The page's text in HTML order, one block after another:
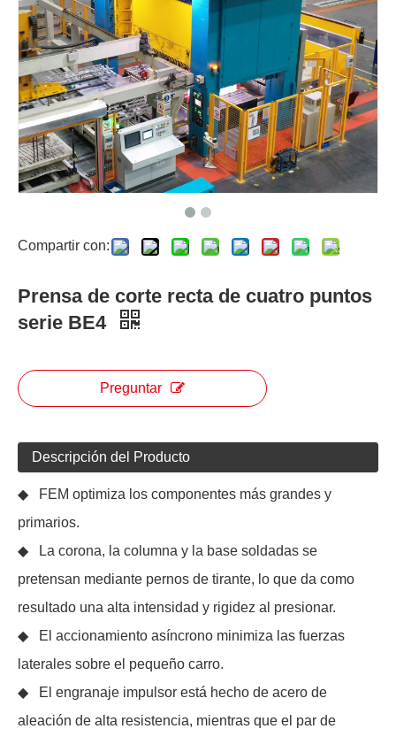
Compartir con:
Prensa de corte recta de cuatro puntos
serie BE4
Preguntar
Descripción del Producto
◆ FEM optimiza los componentes más grandes y
primarios.
◆ La corona, la columna y la base soldadas se
pretensan mediante pernos de tirante, lo que da como
resultado una alta intensidad y rigidez al presionar.
◆ El accionamiento asíncrono minimiza las fuerzas
laterales sobre el pequeño carro.
◆ El engranaje impulsor está hecho de acero de
aleación de alta resistencia, mientras que el par de